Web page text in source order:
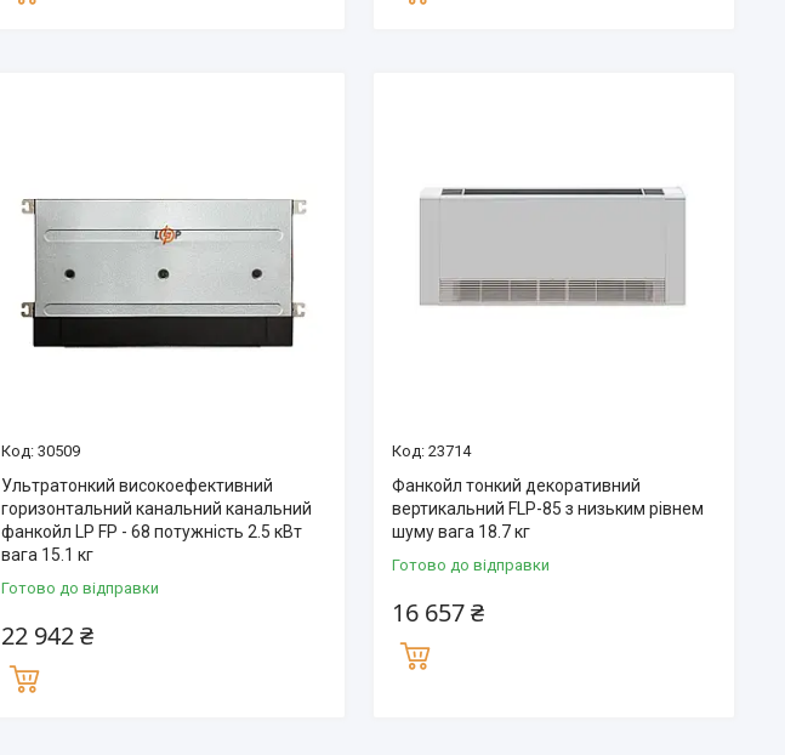
30509
Ультратонкий високоефективний
горизонтальний канальний канальний
фанкойл LP FP - 68 потужність 2.5 кВт
вага 15.1 кг
Готово до відправки
22 942 ₴
23714
Фанкойл тонкий декоративний
вертикальний FLP-85 з низьким рівнем
шуму вага 18.7 кг
Готово до відправки
16 657 ₴